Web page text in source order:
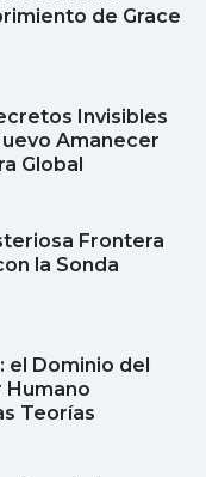
de Grace
Invisibles
Amanecer
Global
Frontera
la Sonda
el Dominio del
Humano
Teorías